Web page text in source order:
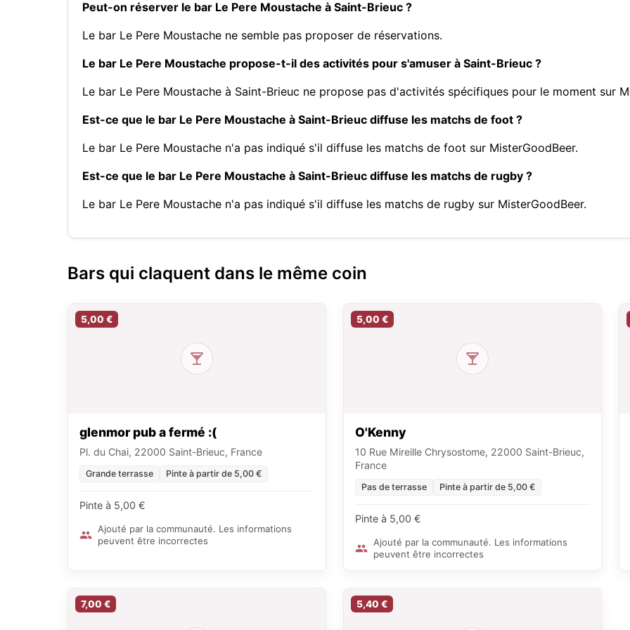
Peut-on réserver le bar Le Pere Moustache à Saint-Brieuc ?
Le bar Le Pere Moustache ne semble pas proposer de réservations.
Le bar Le Pere Moustache propose-t-il des activités pour s'amuser à Saint-Brieuc ?
Le bar Le Pere Moustache à Saint-Brieuc ne propose pas d'activités spécifiques pour le moment sur
Est-ce que le bar Le Pere Moustache à Saint-Brieuc diffuse les matchs de foot ?
Le bar Le Pere Moustache n'a pas indiqué s'il diffuse les matchs de foot sur MisterGoodBeer.
Est-ce que le bar Le Pere Moustache à Saint-Brieuc diffuse les matchs de rugby ?
Le bar Le Pere Moustache n'a pas indiqué s'il diffuse les matchs de rugby sur MisterGoodBeer.
Bars qui claquent dans le même coin
5,00 €
glenmor pub a fermé :(
Pl. du Chai, 22000 Saint-Brieuc, France
Grande terrasse Pinte à partir de 5,00 €
Pinte à 5,00 €
Ajouté par la communauté. Les informations
peuvent être incorrectes
5,00 €
O'Kenny
10 Rue Mireille Chrysostome, 22000 Saint-Brieuc,
France
Pas de terrasse Pinte à partir de 5,00 €
Pinte à 5,00 €
Ajouté par la communauté. Les informations
peuvent être incorrectes
7,00 € 5,40 €